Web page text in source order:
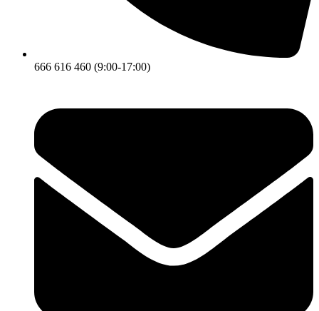
666 616 460 (9:00-17:00)